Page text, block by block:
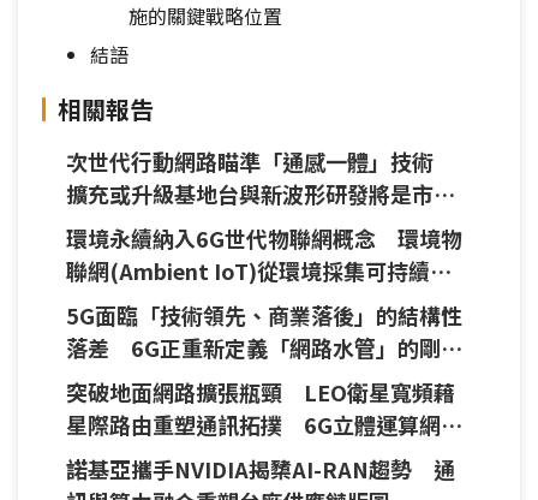
施的關鍵戰略位置
結語
相關報告
次世代行動網路瞄準「通感一體」技術
擴充或升級基地台與新波形研發將是市場
成長關鍵
環境永續納入6G世代物聯網概念 環境物
聯網(Ambient IoT)從環境採集可持續運
作能量
5G面臨「技術領先、商業落後」的結構性
落差 6G正重新定義「網路水管」的剛需
價值
突破地面網路擴張瓶頸 LEO衛星寬頻藉
星際路由重塑通訊拓撲 6G立體運算網路
重新定義手機直連剛需
諾基亞攜手NVIDIA揭櫫AI-RAN趨勢 通